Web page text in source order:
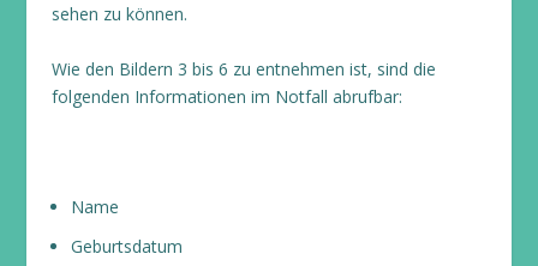
sehen zu können.
Wie den Bildern 3 bis 6 zu entnehmen ist, sind die
folgenden Informationen im Notfall abrufbar:
Name
Geburtsdatum